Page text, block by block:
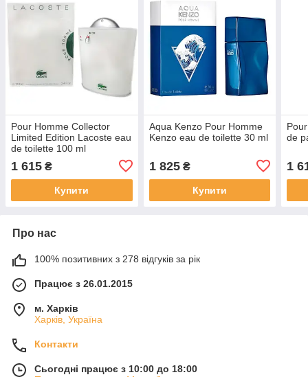
Pour Homme Collector
Limited Edition Lacoste eau
de toilette 100 ml
1 615 ₴
Купити
Aqua Kenzo Pour Homme
Kenzo eau de toilette 30 ml
1 825₴
Купити
de
1
Про нас
100% позитивних з 278 відгуків за рік
Працює з 26.01.2015
м. Харків
Харків, Україна
Контакти
Сьогодні працює з 10:00 до 18:00